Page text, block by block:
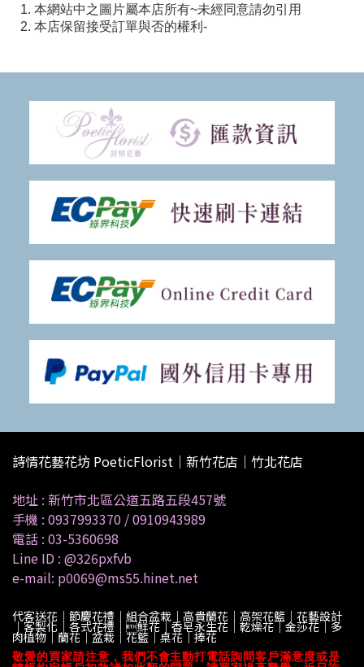
1. 本網站中之圖片屬本店所有~未經同意請勿引用
2. 本店保留接受訂單與否的權利-
詩情花藝花坊 PoeticFlorist｜新竹花店｜竹北花店
地址 : 新竹市北區公道五路五段457號
手機 : 0937993370 /0910943989
電話 : 03-5360698
Line ID : @326pxfvb
e-mail: p0069@ms55.hinet.net
代客送花｜節慶花禮｜組合盆栽｜高貴蘭花｜高架花籃｜花藝設計
｜客製化｜各式花禮｜鮮花｜香皂永生花｜乾燥花｜金莎花｜多
肉植物｜蘭花｜盆栽｜花籃｜桌花｜捧花
敬愛的買家請注意，我們不會主動打電話詢問客戶滿意度或是